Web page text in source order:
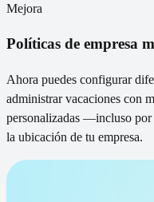
Mejora
Políticas de empresa
Ahora puedes configurar
administrar vacaciones con
personalizadas —incluso
la ubicación de tu empresa.